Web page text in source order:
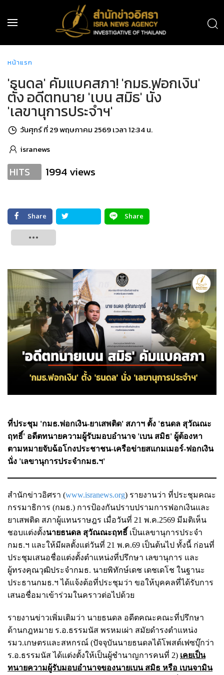
หน้าแรก
'ธนดล' คัมแบคสภา! 'กมธ.ฟอกเงิน'
ตั้ง อดีตทนาย 'เบน สมิธ' นั่ง
'เลขานุการประจำฯ'
วันศุกร์ ที่ 29 พฤษภาคม 2569 เวลา 12:34 น.
isranews
HITS 1994 views
Share
Share
ที่ประชุม 'กมธ.ฟอกเงิน-ยาเสพติด' สภาฯ ตั้ง 'ธนดล สุวัณณะ
ฤทธิ์' อดีตทนายความผู้รับมอบอำนาจ 'เบน สมิธ' ผู้ต้องหา
ตามหมายจับฉ้อโกงประชาชน-เครือข่ายสแกมเมอร์-ฟอกเงิน
นั่ง 'เลขานุการประจำกมธ.ฯ'
สำนักข่าวอิศรา (www.isranews.org) รายงานว่า ที่ประชุมคณะ
กรรมาธิการ (กมธ.) การป้องกันปราบปรามการฟอกเงินและ
ยาเสพติด สภาผู้แทนราษฎร เมื่อวันที่ 21 พ.ค.2569 มีมติเห็น
ชอบแต่งตั้งนายธนดล สุวัณณะฤทธิ์ เป็นเลขานุการประจำ
กมธ.ฯ และให้มีผลตั้งแต่วันที่ 21 พ.ค.69 เป็นต้นไป ทั้งนี้ ก่อนที่
ประชุมเสนอชื่อแต่งตั้งตำแหน่งที่ปรึกษา เลขานุการ และ
ผู้ทรงคุณวุฒิประจำกมธ. นายพิทักษ์เดช เดชเดโช ในฐานะ
ประธานกมธ.ฯ ได้แจ้งต้อที่ประชุมว่า ขอให้บุคคลที่ได้รับการ
เสนอชื่อมาเข้าร่วมในคราวต่อไปด้วย
รายงานข่าวเพิ่มเติมว่า นายธนดล อดีตคณะคณะที่ปรึกษา
ด้านกฎหมาย ร.อ.ธรรมนัส พรหมเผ่า สมัยดำรงตำแหน่ง
รมว.เกษตรและสหกรณ์ (ปัจจุบันนายธนดลได้โพสต์เฟซบุ๊กว่า
ร.อ.ธรรมนัส ได้แต่งตั้งให้เป็นผู้ชำนาญการคนที่ 2) เคยเป็น
ทนายความผู้รับมอบอำนาจของนายเบน สมิธ หรือ เบนจามิน